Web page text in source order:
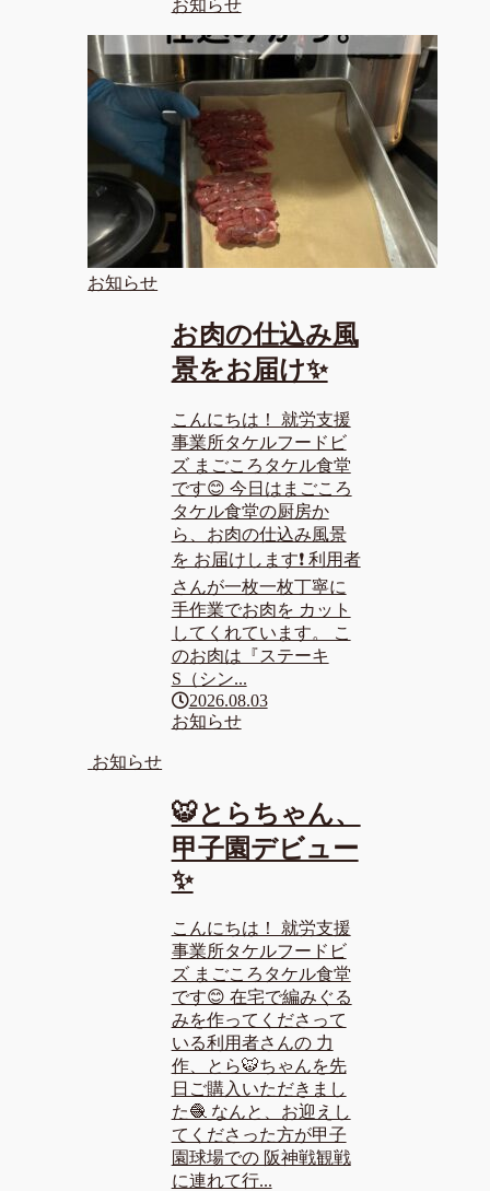
お知らせ
お知らせ
お肉の仕込み風
景をお届け✨
こんにちは！ 就労支援
事業所タケルフードビ
ズ まごころタケル食堂
です😊 今日はまごころ
タケル食堂の厨房か
ら、お肉の仕込み風景
を お届けします❗ 利用者
さんが一枚一枚丁寧に
手作業でお肉を カット
してくれています。 こ
のお肉は『ステーキ
S（シン...
2026.08.03
お知らせ
お知らせ
🐯とらちゃん、
甲子園デビュー
✨
こんにちは！ 就労支援
事業所タケルフードビ
ズ まごころタケル食堂
です😊 在宅で編みぐる
みを作ってくださって
いる利用者さんの 力
作、とら🐯ちゃんを先
日ご購入いただきまし
た🧶 なんと、お迎えし
てくださった方が甲子
園球場での 阪神戦観戦
に連れて行...